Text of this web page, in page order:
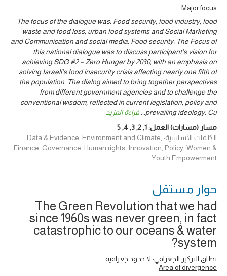
Major focus
The focus of the dialogue was: Food security, food industry, food
waste and food loss, urban food systems and Social Marketing
and Communication and social media. Food security: The Focus of
this national dialogue was to discuss participant’s vision for
achieving SDG #2 – Zero Hunger by 2030, with an emphasis on
solving Israeli’s food insecurity crisis affecting nearly one fifth of
the population. The dialog aimed to bring together perspectives
from different government agencies and to challenge the
conventional wisdom, reflected in current legislation, policy and
prevailing ideology. Cu
... قراءة المزيد
مسار (مسارات) العمل:1
,
2
,
3
,
4
,
5
الكلمات الأساسية: Data & Evidence, Environment and Climate,
Finance, Governance, Human rights, Innovation, Policy, Women &
Youth Empowerment
حوار ‎مستقل
The Green Revolution that we had
since 1960s was never green, in fact
catastrophic to our oceans & water
system?
نطاق التركيز الجغرافي: لا حدود جغرافية
Area of divergence